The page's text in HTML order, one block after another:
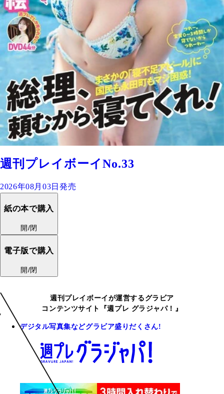
週刊プレイボーイNo.33
2026年08月03日発売
紙の本で購入
開/閉
電子版で購入
開/閉
週刊プレイボーイが運営するグラビア
コンテンツサイト『週プレ グラジャパ！』
デジタル写真集などグラビア盛りだくさん!